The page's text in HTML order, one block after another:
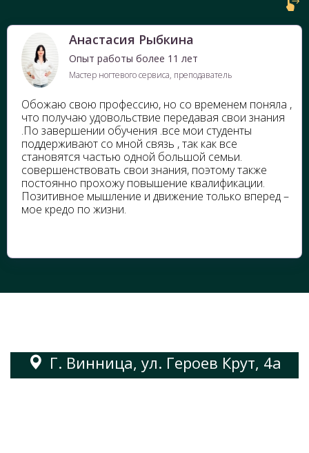
Анастасия Рыбкина
Опыт работы более 11 лет
Мастер ногтевого сервиса, преподаватель
Обожаю свою профессию, но со временем поняла ,
что получаю удовольствие передавая свои знания
.По завершении обучения .все мои студенты
поддерживают со мной связь , так как все
становятся частью одной большой семьи.
совершенствовать свои знания, поэтому также
постоянно прохожу повышение квалификации.
Позитивное мышление и движение только вперед –
мое кредо по жизни.
Г. Винница, ул. Героев Крут, 4а